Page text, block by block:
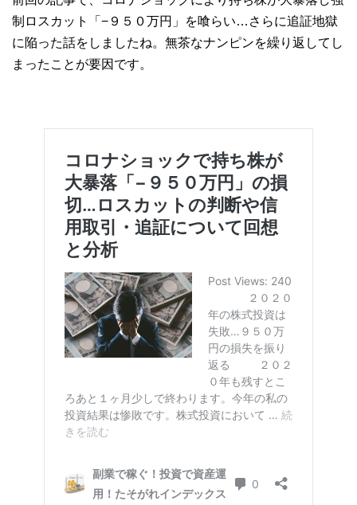
制ロスカット「−９５０万円」を喰らい…さらに追証地獄
に陥った話をしましたね。無茶なナンピンを繰り返してし
まったことが要因です。